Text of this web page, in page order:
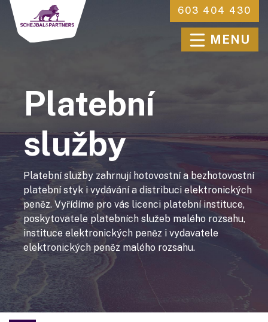
603 404 430
MENU
Platební
služby
Platební služby zahrnují hotovostní a bezhotovostní
platební styk i vydávání a distribuci elektronických
peněz. Vyřídíme pro vás licenci platební instituce,
poskytovatele platebních služeb malého rozsahu,
instituce elektronických peněz i vydavatele
elektronických peněz malého rozsahu.